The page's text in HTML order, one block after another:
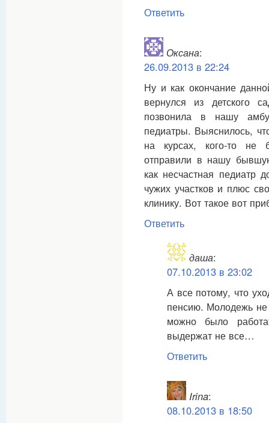
Ответить
Оксана:
26.09.2013 в 22:24
Ну и как окончание
вернулся из детского
позвонила в нашу
педиатры. Выяснилось,
на курсах, кого-то не
отправили в нашу
как несчастная педиатр
чужих участков и плюс
клинику. Вот такое вот
Ответить
даша:
07.10.2013 в 23:02
А все потому, что
пенсию. Молодежь не
можно было
выдержат не все…
Ответить
Irina:
08.10.2013 в 18:50